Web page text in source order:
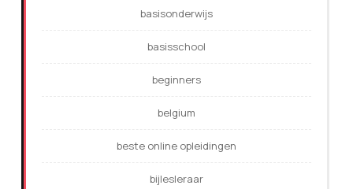
basisonderwijs
basisschool
beginners
belgium
beste online opleidingen
bijlesleraar